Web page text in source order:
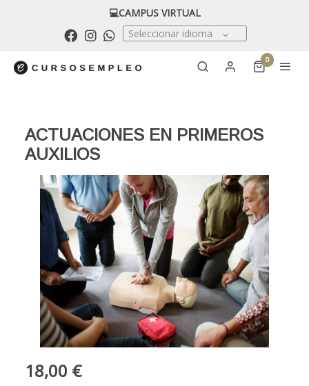
💻CAMPUS VIRTUAL
Seleccionar idioma
0
ACTUACIONES EN PRIMEROS
AUXILIOS
18,00 €